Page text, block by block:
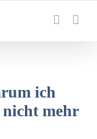
ich
mehr